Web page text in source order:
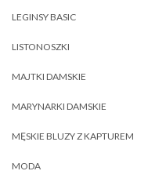
LEGINSY BASIC
LISTONOSZKI
MAJTKI DAMSKIE
MARYNARKI DAMSKIE
MĘSKIE BLUZY Z KAPTUREM
MODA